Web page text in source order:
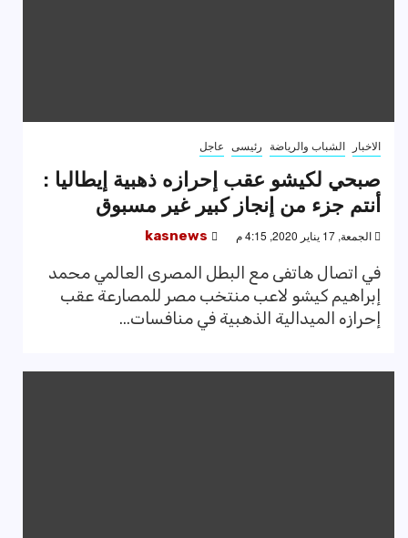
الاخبار الشباب والرياضة رئيسى عاجل
صبحي لكيشو عقب إحرازه ذهبية إيطاليا :
أنتم جزء من إنجاز كبير غير مسبوق
الجمعة, 17 يناير 2020, 4:15 م kasnews
في اتصال هاتفى مع البطل المصرى العالمي محمد
إبراهيم كيشو لاعب منتخب مصر للمصارعة عقب
إحرازه الميدالية الذهبية في منافسات...